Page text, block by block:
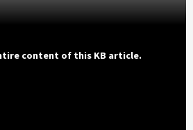
content of this KB article.